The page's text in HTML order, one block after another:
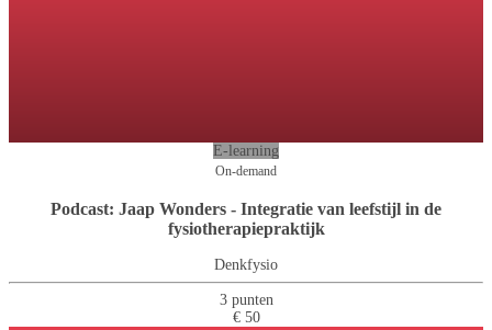
E-learning
On-demand
Podcast: Jaap Wonders - Integratie van leefstijl in de
fysiotherapiepraktijk
Denkfysio
3 punten
€ 50